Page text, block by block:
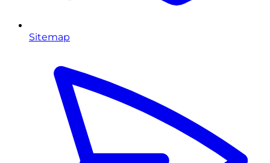
Sitemap